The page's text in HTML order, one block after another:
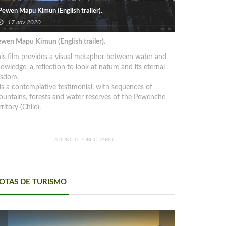
Mapu Kimun (English trailer).
17 nov 2020
Mapu Kimun (English trailer).
film provides a visual metaphor between water and
a reflection to look at nature and its eternal
a contemplative testimonial, with sequences of
forests and water reserves of the Pewenche
(Chile).
ANUNCIO PUBLICITARIO
DE TURISMO